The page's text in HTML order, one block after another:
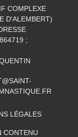
COMPLEXE
D'ALEMBERT)
;
LÉGALES
CONTENU